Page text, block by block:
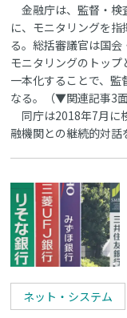
金融庁は、監督・検
に、モニタリングを
る。総括審議官は国会
モニタリングのトッ
一本化することで、
なる。（▼関連記事3面
同庁は2018年7月に
融機関との継続的対
ネット・システム